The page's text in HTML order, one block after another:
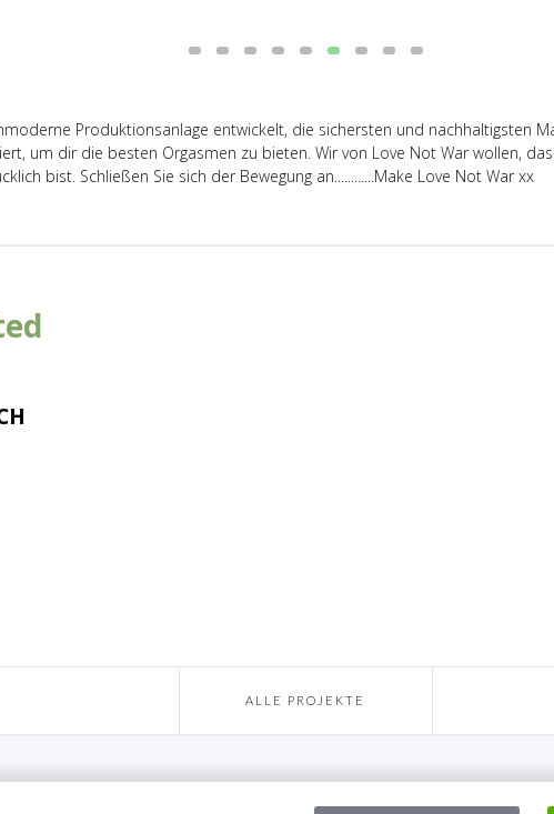
Produktionsanlage entwickelt, die sichersten und nachhaltigsten
um dir die besten Orgasmen zu bieten. Wir von Love Not War wollen,
bist. Schließen Sie sich der Bewegung an............Make Love Not War xx
ALLE PROJEKTE